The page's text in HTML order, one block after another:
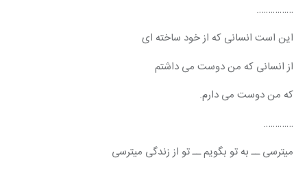
…………….
این است انسانی که از خود ساخته ای
از انسانی که من دوست می داشتم
که من دوست می دارم.
………….
میترسی ــ به تو بگویم ــ تو از زندگی میترسی